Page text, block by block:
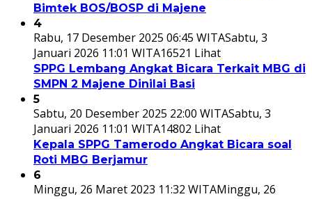
Bimtek BOS/BOSP di Majene
4
Rabu, 17 Desember 2025 06:45 WITASabtu, 3
Januari 2026 11:01 WITA16521 Lihat
SPPG Lembang Angkat Bicara Terkait MBG di
SMPN 2 Majene Dinilai Basi
5
Sabtu, 20 Desember 2025 22:00 WITASabtu, 3
Januari 2026 11:01 WITA14802 Lihat
Kepala SPPG Tamerodo Angkat Bicara soal
Roti MBG Berjamur
6
Minggu, 26 Maret 2023 11:32 WITAMinggu, 26